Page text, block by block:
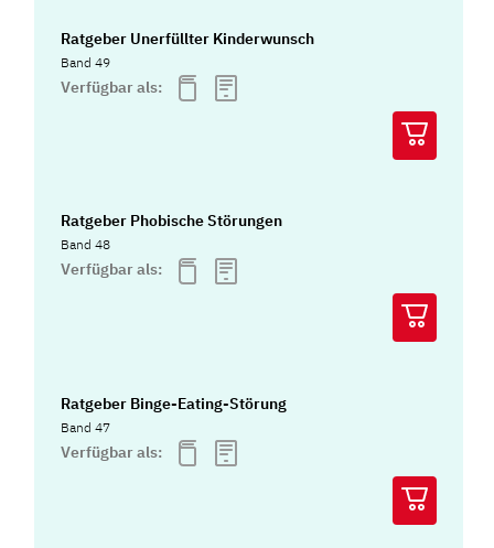
Ratgeber Unerfüllter Kinderwunsch
Band 49
Verfügbar als:
Ratgeber Phobische Störungen
Band 48
Verfügbar als:
Ratgeber Binge-Eating-Störung
Band 47
Verfügbar als: